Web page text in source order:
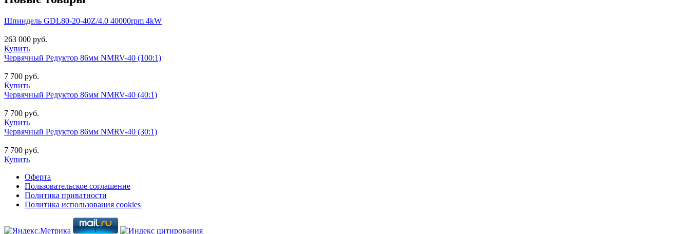
Шпиндель GDL80-20-40Z/4.0 40000rpm 4kW
263 000 руб.
Купить
Червячный Редуктор 86мм NMRV-40 (100:1)
7 700 руб.
Купить
Червячный Редуктор 86мм NMRV-40 (40:1)
7 700 руб.
Купить
Червячный Редуктор 86мм NMRV-40 (30:1)
7 700 руб.
Купить
Оферта
Пользовательское соглашение
Политика приватности
Политика использования cookies